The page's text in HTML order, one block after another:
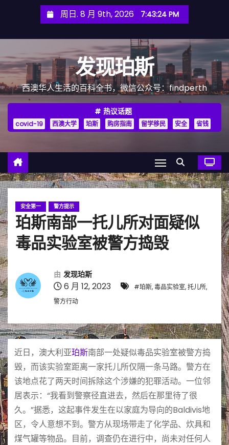
周日. 8 月 9th, 2026 7:43:26 PM
发现珀斯
西澳华人生活的百科全书，微信公众号：findperth
热议话题
covid-19 西澳大学 珀斯 购房指南 留学移民 安全 省钱
安全第一 警方提示
珀斯南部一托儿所对面疑似
毒品实验室被警方捣毁
由 发现珀斯
6 月 12, 2023
#珀斯, 毒品实验室, 托儿所,
警方行动
近日，澳大利亚珀斯南部一处疑似毒品实验室被警方捣
毁，而该实验室距离一家托儿所仅隔一条马路。警方在
该地点花了两天时间拆除这个涉嫌的犯罪活动。一位邻
居表示：“我看到警察径直进去，然后在那里待了很
久。”据悉，这起事件发生在以家庭为导向的Baldivis地
区，令人意想不到。警方从现场带走了化学品、炊具和
煤气罐等物品。目前，调查仍在进行中，尚未对任何人